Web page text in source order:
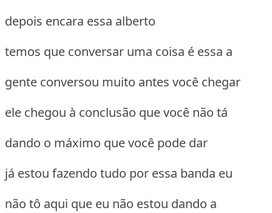
depois encara essa alberto
temos que conversar uma coisa é essa a
gente conversou muito antes você chegar
ele chegou à conclusão que você não tá
dando o máximo que você pode dar
já estou fazendo tudo por essa banda eu
não tô aqui que eu não estou dando a